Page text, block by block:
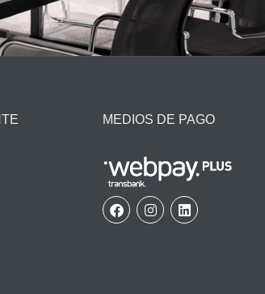
MEDIOS DE PAGO